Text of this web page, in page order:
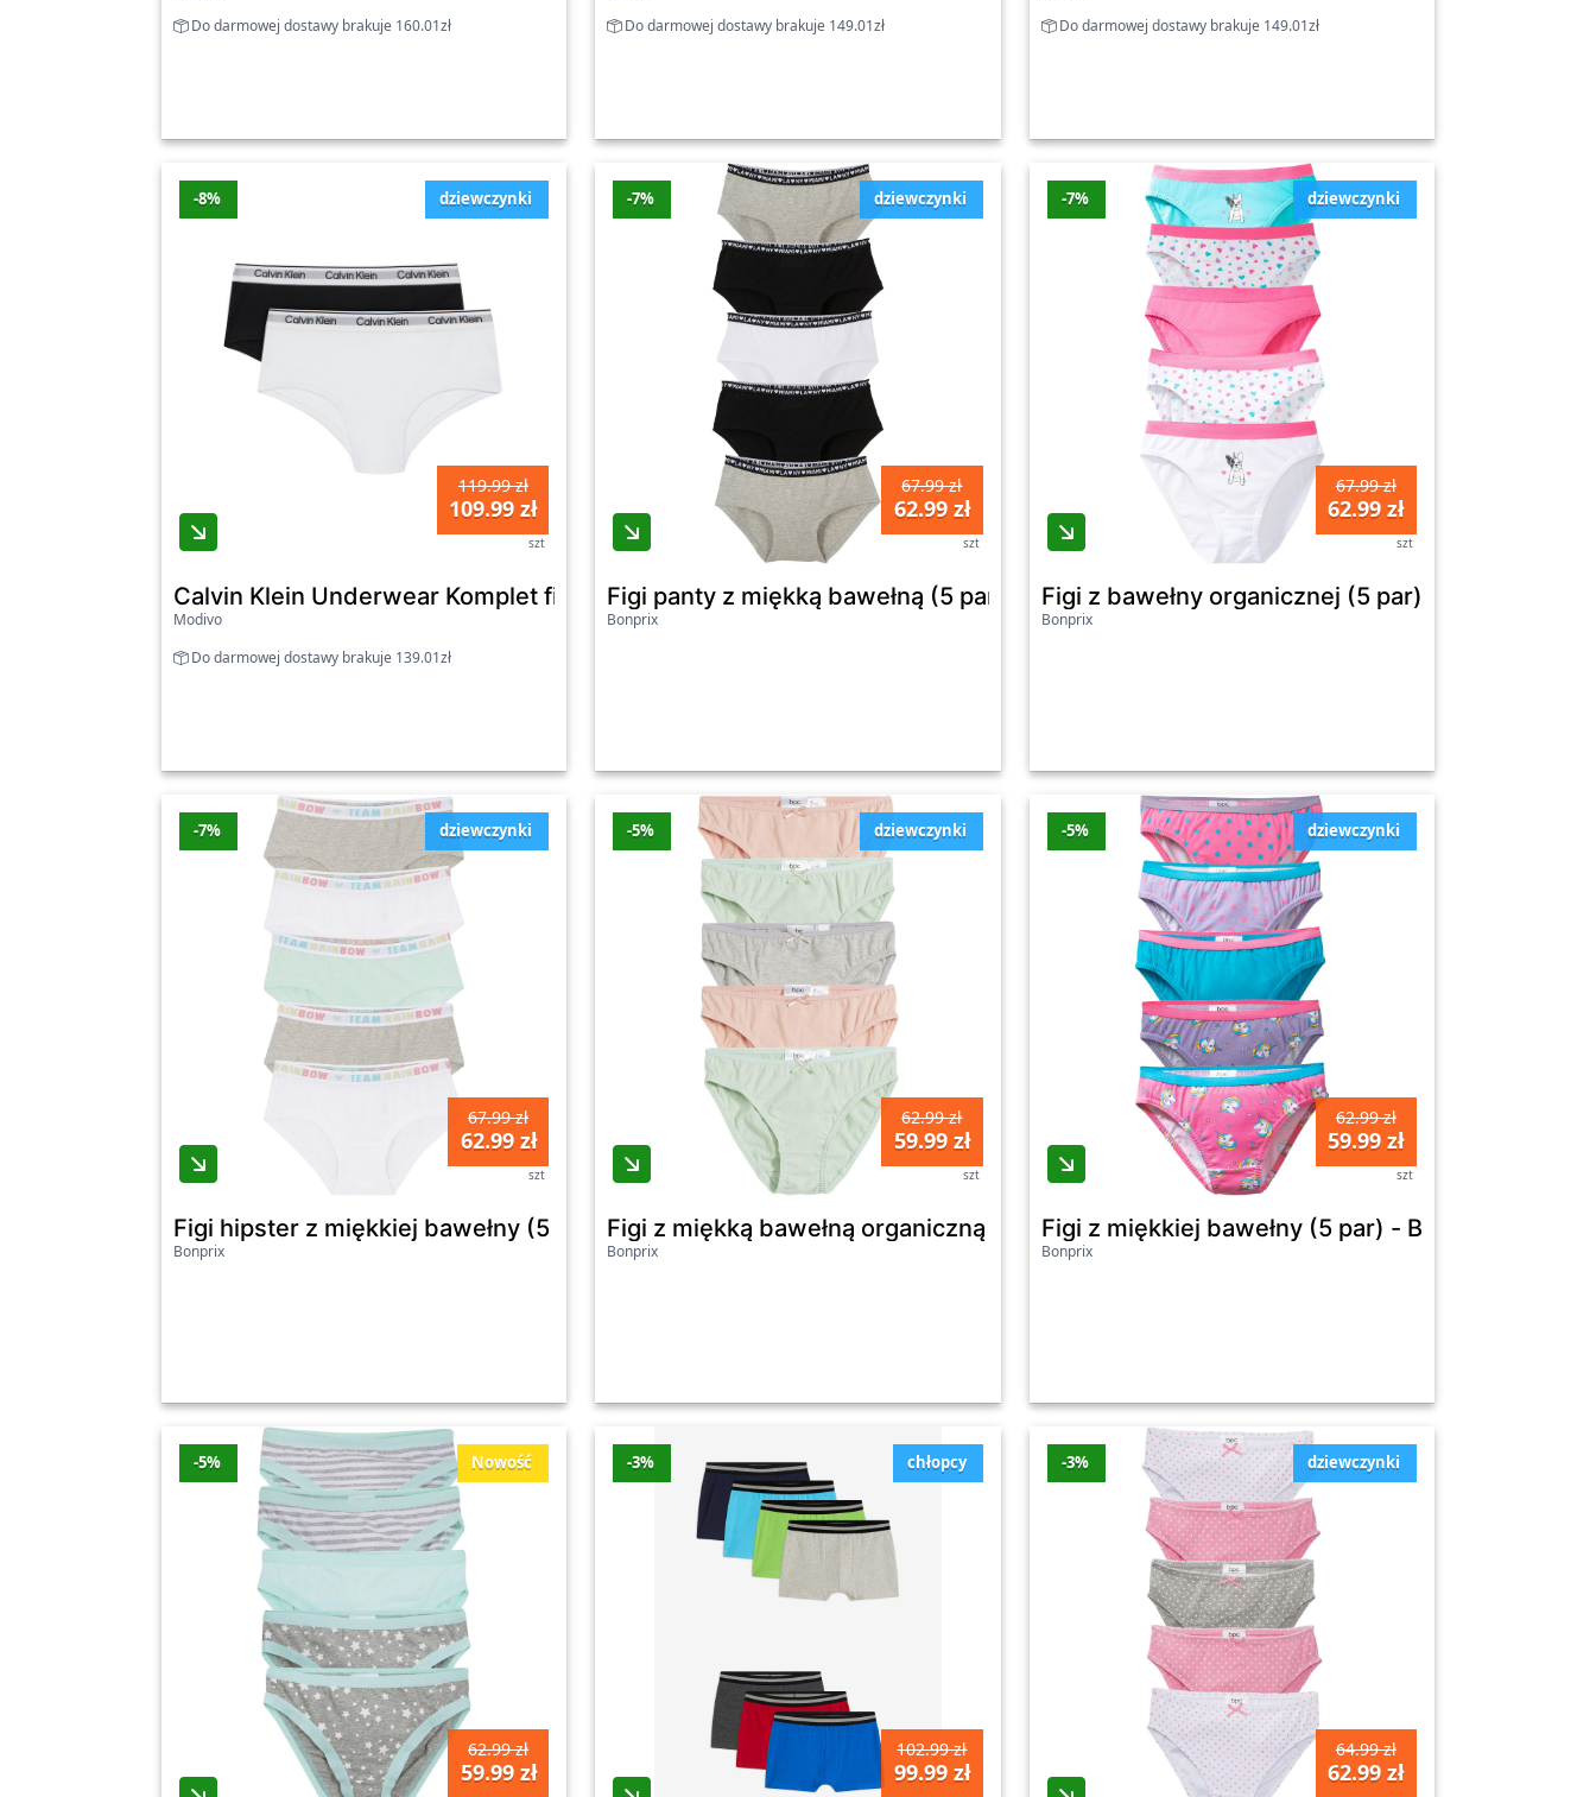
Do darmowej dostawy brakuje 160.01zł
Do darmowej dostawy brakuje 149.01zł
Do darmowej dostawy brakuje 149.01zł
dziewczynki
-8%
119.99 zł
109.99 zł
szt
Calvin Klein Underwear Komplet fig G80G800727 Czarny
Modivo
Do darmowej dostawy brakuje 139.01zł
dziewczynki
-7%
67.99 zł
62.99 zł
szt
Figi panty z miękką bawełną (5 par) - Bonprix
Bonprix
dziewczynki
-7%
67.99 zł
62.99 zł
szt
Figi z bawełny organicznej (5 par) - Bonprix
Bonprix
dziewczynki
-7%
67.99 zł
62.99 zł
szt
Figi hipster z miękkiej bawełny (5 par) - Bonprix
Bonprix
dziewczynki
-5%
62.99 zł
59.99 zł
szt
Figi z miękką bawełną organiczną (5 par) - Bonprix
Bonprix
dziewczynki
-5%
62.99 zł
59.99 zł
szt
Figi z miękkiej bawełny (5 par) - Bonprix
Bonprix
Nowość
-5%
62.99 zł
59.99 zł
chłopcy
-3%
102.99 zł
99.99 zł
dziewczynki
-3%
64.99 zł
62.99 zł